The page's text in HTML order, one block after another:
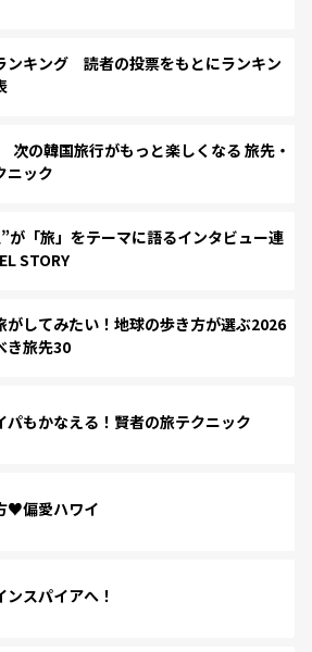
ンキング 読者の投票をもとにランキン
の韓国旅行がもっと楽しくなる 旅先・
ニック
が「旅」をテーマに語るインタビュー連
STORY
がしてみたい！地球の歩き方が選ぶ2026
き旅先30
パもかなえる！賢者の旅テクニック
♥偏愛ハワイ
スパイアへ！